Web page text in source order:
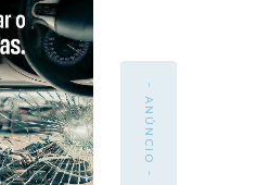
- ANÚNCIO -